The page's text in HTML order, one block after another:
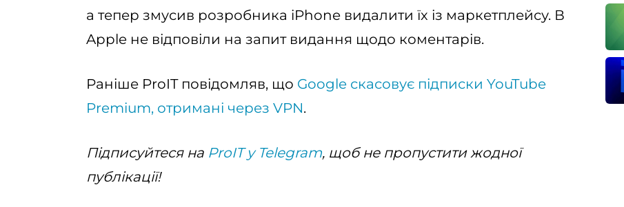
а тепер змусив розробника iPhone видалити їх із маркетплейсу. В
Apple не відповіли на запит видання щодо коментарів.
Раніше ProIT повідомляв, що Google скасовує підписки YouTube
Premium, отримані через VPN.
Підписуйтеся на ProIT у Telegram, щоб не пропустити жодної
публікації!